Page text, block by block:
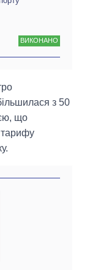
ВИКОНАНО
з 50
що
тарифу